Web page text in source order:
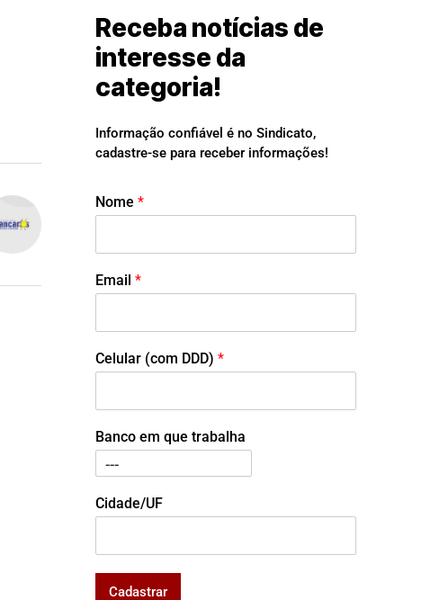
Receba notícias de
interesse da
categoria!
Informação confiável é no Sindicato,
cadastre-se para receber informações!
Nome *
Email *
Celular (com DDD) *
Banco em que trabalha
Cidade/UF
Cadastrar